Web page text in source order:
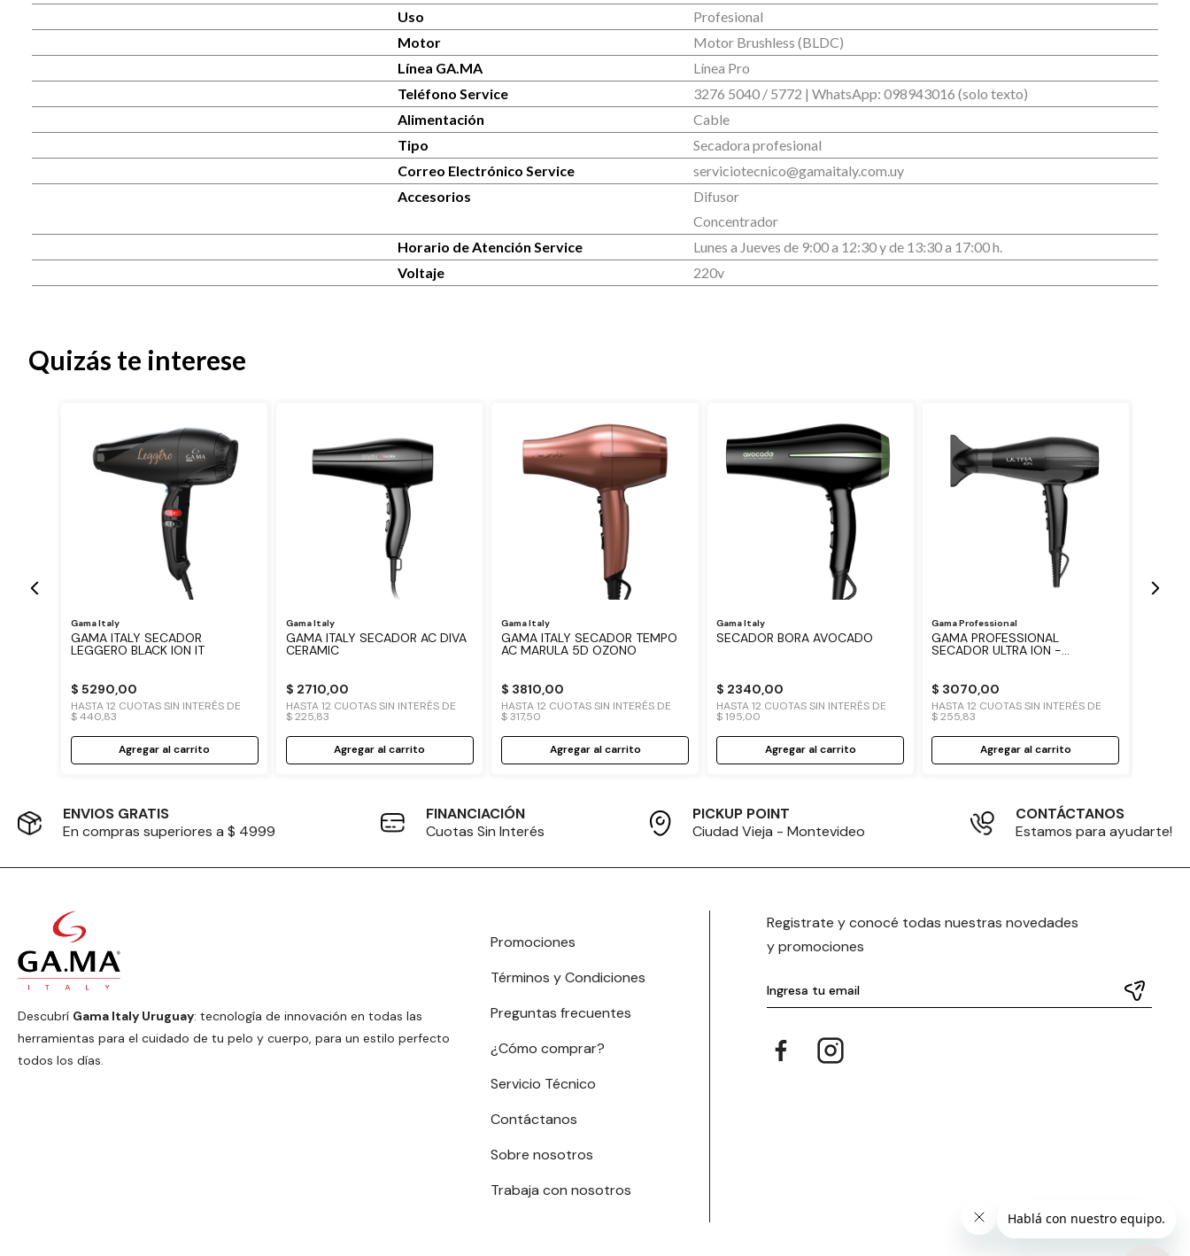
Uso
Profesional
Motor
Motor Brushless (BLDC)
Línea GA.MA
Línea Pro
Teléfono Service
3276 5040 / 5772 | WhatsApp: 098943016 (solo texto)
Alimentación
Cable
Tipo
Secadora profesional
Correo Electrónico Service
serviciotecnico@gamaitaly.com.uy
Accesorios
Difusor
Concentrador
Horario de Atención Service
Lunes a Jueves de 9:00 a 12:30 y de 13:30 a 17:00 h.
Voltaje
220v
Quizás te interese
Gama Italy
GAMA ITALY SECADOR
LEGGERO BLACK ION IT
$ 5290,00
HASTA12 CUOTAS SIN INTERÉS DE
$ 440,83
Agregar al carrito
Gama Italy
GAMA ITALY SECADOR AC DIVA
CERAMIC
$ 2710,00
HASTA12 CUOTAS SIN INTERÉS DE
$225,83
Agregar al carrito
Gama Italy
GAMA ITALY SECADOR TEMPO
AC MARULA 5D OZONO
$ 3810,00
HASTA12 CUOTAS SIN INTERÉS DE
$317,50
Agregar al carrito
Gama Italy
SECADOR BORA AVOCADO
$ 2340,00
HASTA12 CUOTAS SIN INTERÉS DE
$ 195,00
Agregar al carrito
Gama Professional
GAMA PROFESSIONAL
SECADOR ULTRA ION -
$ 3070,00
HASTA12 CUOTAS SIN INTERÉS DE
$ 255,83
Agregar al carrito
ENVIOS GRATIS
En compras superiores a $ 4999
FINANCIACIÓN
Cuotas Sin Interés
PICKUP POINT
Ciudad Vieja - Montevideo
CONTÁCTANOS
Estamos para ayudarte!
Descubrí Gama Italy Uruguay: tecnología de innovación en todas las
herramientas para el cuidado de tu pelo y cuerpo, para un estilo perfecto
todos los días.
Promociones
Términos y Condiciones
Preguntas frecuentes
¿Cómo comprar?
Servicio Técnico
Contáctanos
Sobre nosotros
Trabaja con nosotros
Registrate y conocé todas nuestras novedades
y promociones